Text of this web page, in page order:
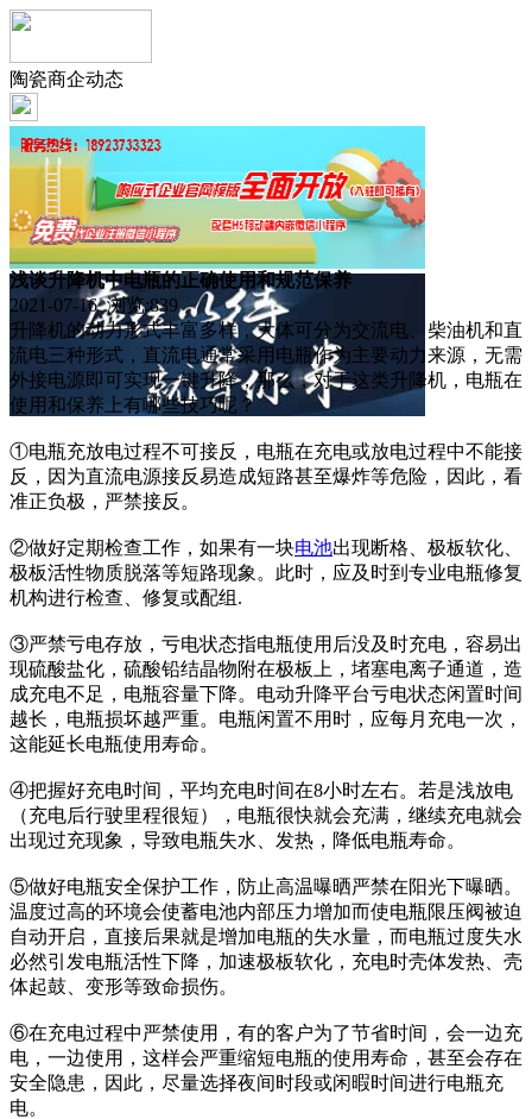
陶瓷商企动态
浅谈升降机中电瓶的正确使用和规范保养
2021-07-16 浏览:839
升降机的动力形式丰富多样，大体可分为交流电、柴油机和直
流电三种形式，直流电通常采用电瓶作为主要动力来源，无需
外接电源即可实现一键升降，那么，对于这类升降机，电瓶在
使用和保养上有哪些技巧呢？
①电瓶充放电过程不可接反，电瓶在充电或放电过程中不能接
反，因为直流电源接反易造成短路甚至爆炸等危险，因此，看
准正负极，严禁接反。
②做好定期检查工作，如果有一块电池出现断格、极板软化、
极板活性物质脱落等短路现象。此时，应及时到专业电瓶修复
机构进行检查、修复或配组.
③严禁亏电存放，亏电状态指电瓶使用后没及时充电，容易出
现硫酸盐化，硫酸铅结晶物附在极板上，堵塞电离子通道，造
成充电不足，电瓶容量下降。电动升降平台亏电状态闲置时间
越长，电瓶损坏越严重。电瓶闲置不用时，应每月充电一次，
这能延长电瓶使用寿命。
④把握好充电时间，平均充电时间在8小时左右。若是浅放电
（充电后行驶里程很短），电瓶很快就会充满，继续充电就会
出现过充现象，导致电瓶失水、发热，降低电瓶寿命。
⑤做好电瓶安全保护工作，防止高温曝晒严禁在阳光下曝晒。
温度过高的环境会使蓄电池内部压力增加而使电瓶限压阀被迫
自动开启，直接后果就是增加电瓶的失水量，而电瓶过度失水
必然引发电瓶活性下降，加速极板软化，充电时壳体发热、壳
体起鼓、变形等致命损伤。
⑥在充电过程中严禁使用，有的客户为了节省时间，会一边充
电，一边使用，这样会严重缩短电瓶的使用寿命，甚至会存在
安全隐患，因此，尽量选择夜间时段或闲暇时间进行电瓶充
电。